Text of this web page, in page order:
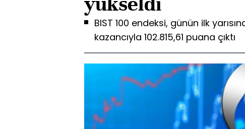
BIST 100 endeksi, günün ilk
kazancıyla 102.815,61 puana çıktı